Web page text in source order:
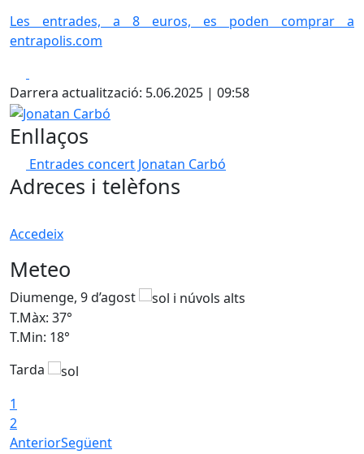
Les entrades, a 8 euros, es poden comprar a
entrapolis.com
Darrera actualització: 5.06.2025 | 09:58
Jonatan Carbó
Enllaços
Entrades concert Jonatan Carbó
Adreces i telèfons
Accedeix
Meteo
Diumenge, 9 d’agost
T.Màx: 37°
T.Min: 18°
Tarda
1
2
AnteriorSegüent